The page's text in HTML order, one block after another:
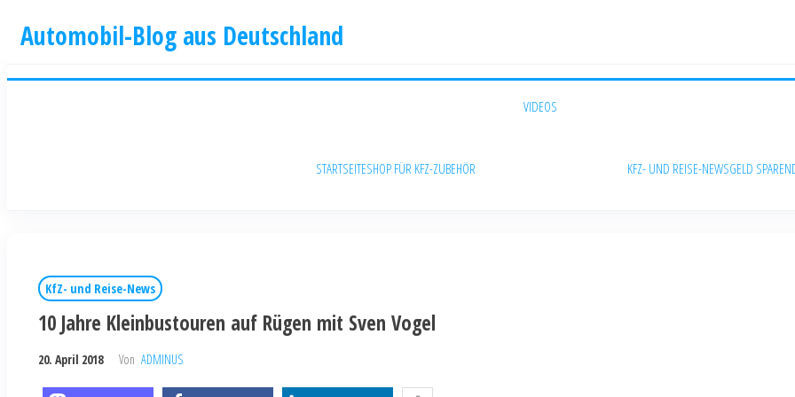
Automobil-Blog aus Deutschland
STARTSEITESHOP FÜR KFZ-ZUBEHÖR
VIDEOS
KFZ- UND REISE-NEWSGELD SPAREN
KfZ- und Reise-News
10 Jahre Kleinbustouren auf Rügen mit Sven Vogel
20. April 2018 Von ADMINUS